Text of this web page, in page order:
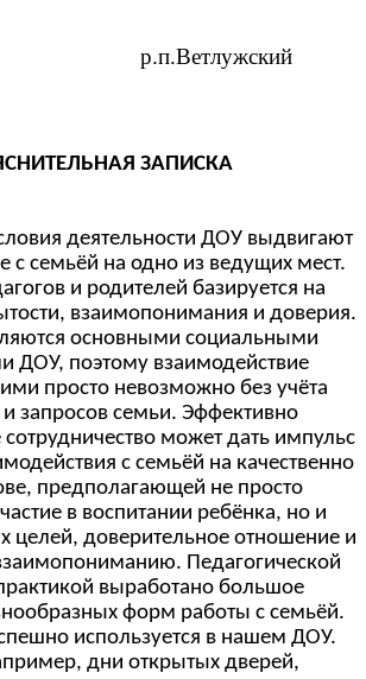
р.п.Ветлужский
ЗАПИСКА
деятельности ДОУ выдвигают
с семьёй на одно из ведущих мест.
и родителей базируется на
взаимопонимания и доверия.
основными социальными
ДОУ, поэтому взаимодействие
просто невозможно без учёта
и запросов семьи. Эффективно
может дать импульс
с семьёй на качественно
предполагающей не просто
в воспитании ребёнка, но и
целей, доверительное отношение и
Педагогической
выработано большое
форм работы с семьёй.
используется в нашем ДОУ.
дни открытых дверей,